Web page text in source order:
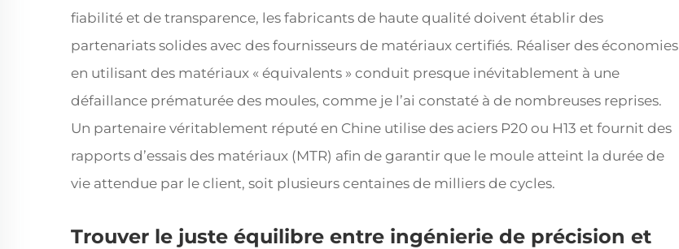
fiabilité et de transparence, les fabricants de haute qualité doivent établir des
partenariats solides avec des fournisseurs de matériaux certifiés. Réaliser des économies
en utilisant des matériaux « équivalents » conduit presque inévitablement à une
défaillance prématurée des moules, comme je l’ai constaté à de nombreuses reprises.
Un partenaire véritablement réputé en Chine utilise des aciers P20 ou H13 et fournit des
rapports d’essais des matériaux (MTR) afin de garantir que le moule atteint la durée de
vie attendue par le client, soit plusieurs centaines de milliers de cycles.
Trouver le juste équilibre entre ingénierie de précision et